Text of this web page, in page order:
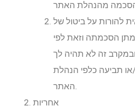
להורות על ביטול של
הסכמתה וזאת לפי
זה לא תהיה לך
או תביעה כלפי הנהלת
אחריות